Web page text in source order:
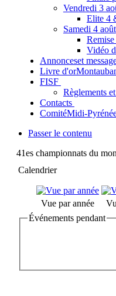
Vendredi 3
Elite 4
Samedi 4 août
Vidéo
Annonceset
Livre d'or
FISF
Règlements
Contacts
ComitéMidi-
Passer le contenu
41es championnats du
Calendrier
Vue par année
Événements pendant